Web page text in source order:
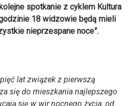
spotkanie z cyklem Kultura
18 widzowie będą mieli
nieprzespane noce”.
lat związek z pierwszą
się do mieszkania najlepszego
się w wir nocnego życia, od